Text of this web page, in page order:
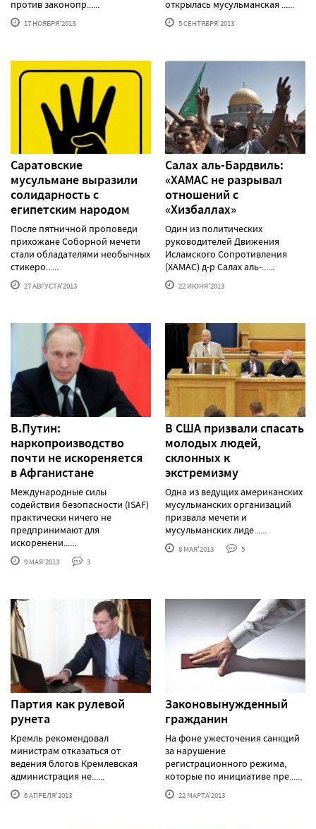
против законопр......
17 НОЯБРЯ'2013
открылась мусульманская ......
5 СЕНТЯБРЯ'2013
Саратовские
мусульмане выразили
солидарность с
египетским народом
После пятничной проповеди
прихожане Соборной мечети
стали обладателями необычных
стикеро......
27 АВГУСТА'2013
Салах аль-Бардвиль:
«ХАМАС не разрывал
отношений с
«Хизбаллах»
Один из политических
руководителей Движения
Исламского Сопротивления
(ХАМАС) д-р Салах аль-......
22 ИЮНЯ'2013
В.Путин:
наркопроизводство
почти не искореняется
в Афганистане
Международные силы
содействия безопасности (ISAF)
практически ничего не
предпринимают для
искоренени......
9 МАЯ'2013 3
В США призвали спасать
молодых людей,
склонных к
экстремизму
Одна из ведущих американских
мусульманских организаций
призвала мечети и
мусульманских лиде......
8 МАЯ'2013 5
Партия как рулевой
рунета
Кремль рекомендовал
министрам отказаться от
ведения блогов Кремлевская
администрация не......
6 АПРЕЛЯ'2013
Законовынужденный
гражданин
На фоне ужесточения санкций
за нарушение
регистрационного режима,
которые по инициативе пре......
22 МАРТА'2013